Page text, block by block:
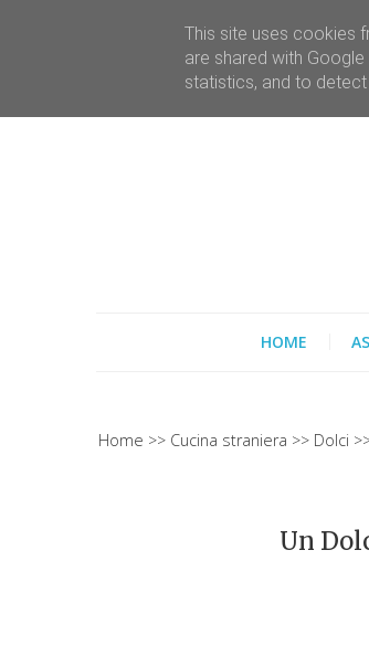
HOME
Home Cucina straniera Dolci
Un
This site uses cookies
are shared with
statistics, and to